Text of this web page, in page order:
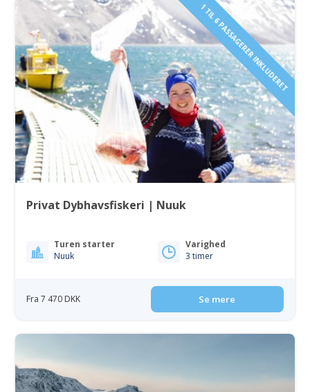
1 TIL 6 PASSAGERER INKLUDERET
Privat Dybhavsfiskeri | Nuuk
Turen starter
Nuuk
Varighed
3 timer
Fra 7 470 DKK Se mere